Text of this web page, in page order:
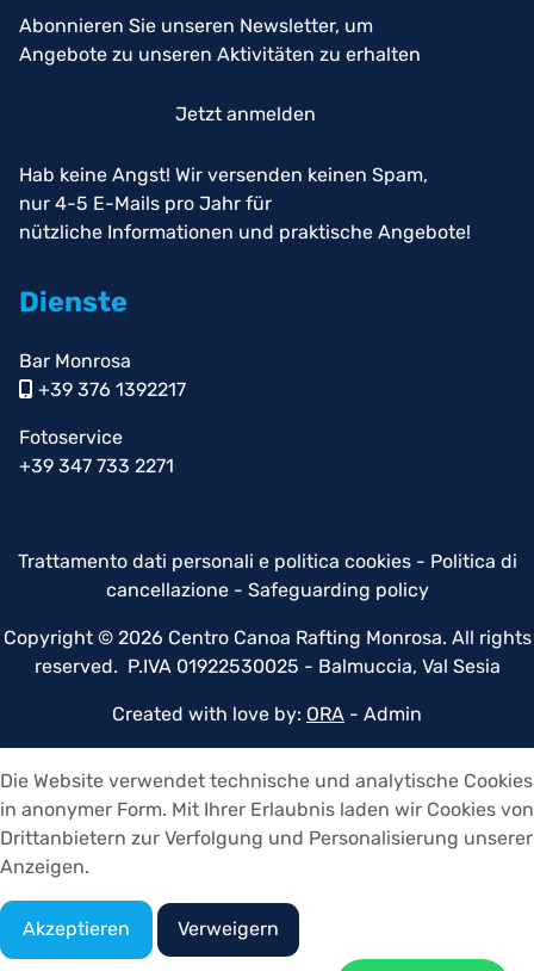
Abonnieren Sie unseren Newsletter, um
Angebote zu unseren Aktivitäten zu erhalten
Jetzt anmelden
Hab keine Angst! Wir versenden keinen Spam,
nur 4-5 E-Mails pro Jahr für
nützliche Informationen und praktische Angebote!
Dienste
Bar Monrosa
+39 376 1392217
Fotoservice
+39 347 733 2271
Trattamento dati personali e politica cookies- Politica di
cancellazione - Safeguarding policy
Copyright © 2026 Centro Canoa Rafting Monrosa. All rights
reserved. P.IVA 01922530025 - Balmuccia, Val Sesia
Created with love by: ORA - Admin
Die Website verwendet technische und analytische Cookies
in anonymer Form. Mit Ihrer Erlaubnis laden wir Cookies von
Drittanbietern zur Verfolgung und Personalisierung unserer
Anzeigen.
Akzeptieren Verweigern